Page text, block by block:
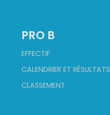
PRO B
EFFECTIF
CALENDRIER ET RÉSULTATS
CLASSEMENT